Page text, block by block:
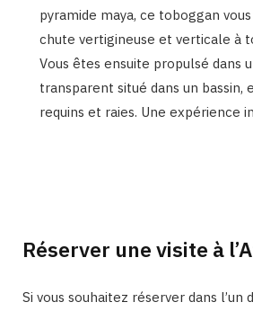
pyramide maya, ce toboggan
chute vertigineuse et verticale à
Vous êtes ensuite propulsé dans
transparent situé dans un bassin,
requins et raies. Une expérience
Réserver une visite à
Si vous souhaitez réserver dans l’un